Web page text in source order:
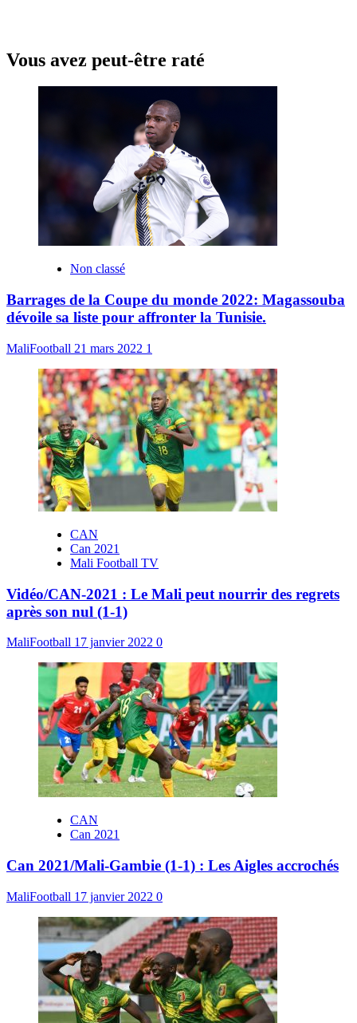
Vous avez peut-être raté
Non classé
Barrages de la Coupe du monde 2022: Magassouba
dévoile sa liste pour affronter la Tunisie.
MaliFootball 21 mars 2022 1
CAN
Can 2021
Mali Football TV
Vidéo/CAN-2021 : Le Mali peut nourrir des regrets
après son nul (1-1)
MaliFootball 17 janvier 2022 0
CAN
Can 2021
Can 2021/Mali-Gambie (1-1) : Les Aigles accrochés
MaliFootball 17 janvier 2022 0